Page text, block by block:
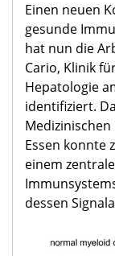
Einen neuen
gesunde
hat nun die
Cario, Klinik
Hepatologie
identifiziert.
Essen konnte
einem
dessen